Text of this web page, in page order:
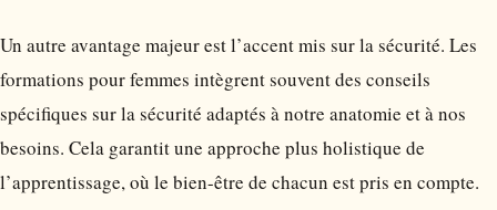
Un autre avantage majeur est l’accent mis sur la sécurité. Les
formations pour femmes intègrent souvent des conseils
spécifiques sur la sécurité adaptés à notre anatomie et à nos
besoins. Cela garantit une approche plus holistique de
l’apprentissage, où le bien-être de chacun est pris en compte.